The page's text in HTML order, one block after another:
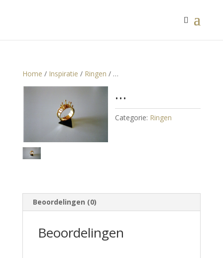
Home / Inspiratie / Ringen / …
…
Categorie: Ringen
Beoordelingen (0)
Beoordelingen